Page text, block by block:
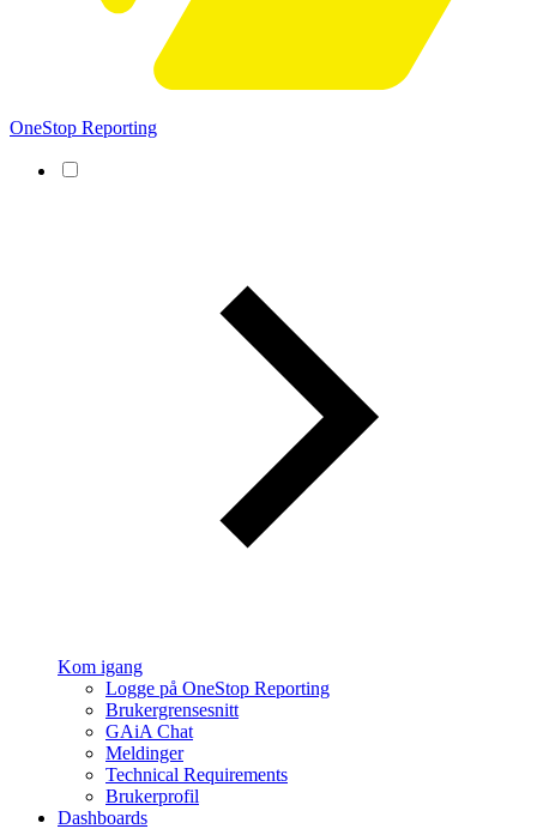
OneStop Reporting
Kom igang
Logge på OneStop Reporting
Brukergrensesnitt
GAiA Chat
Meldinger
Technical Requirements
Brukerprofil
Dashboards